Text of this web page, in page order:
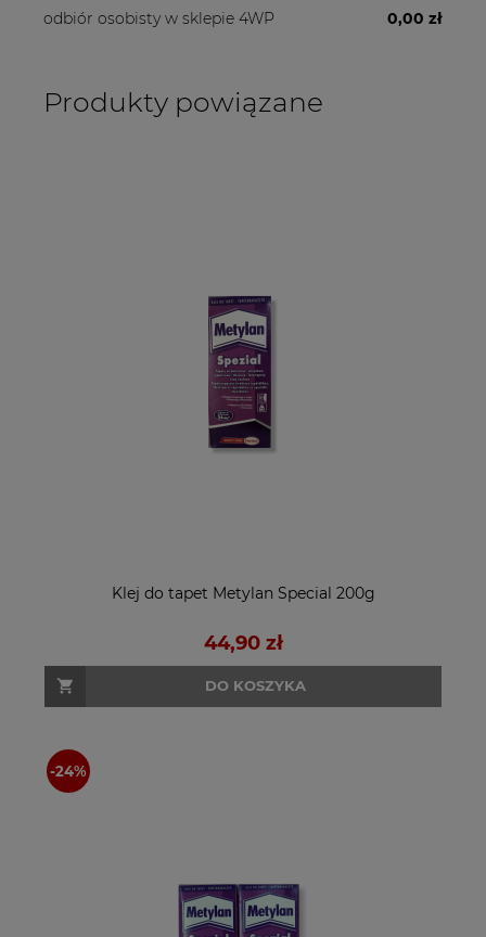
odbiór osobisty w sklepie 4WP 0,00 zł
Produkty powiązane
Klej do tapet Metylan Special 200g
44,90 zł
DO KOSZYKA